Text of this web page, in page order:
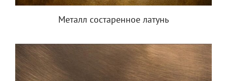
Металл состаренное латунь